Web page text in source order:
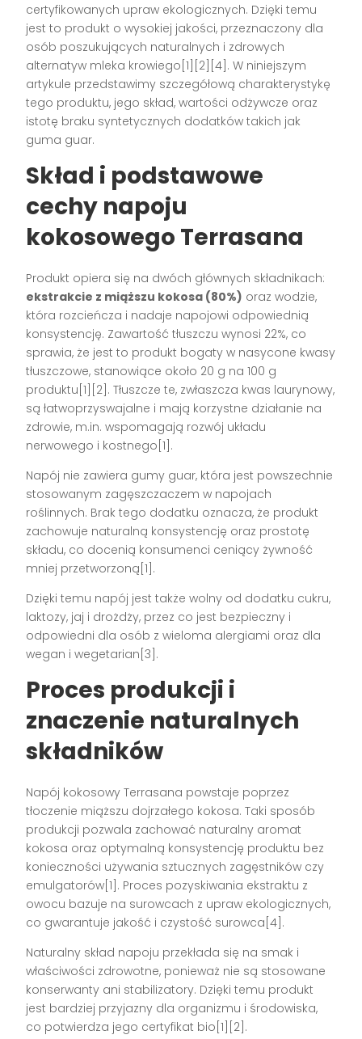
certyfikowanych upraw ekologicznych. Dzięki temu
jest to produkt o wysokiej jakości, przeznaczony dla
osób poszukujących naturalnych i zdrowych
alternatyw mleka krowiego[1][2][4]. W niniejszym
artykule przedstawimy szczegółową charakterystykę
tego produktu, jego skład, wartości odżywcze oraz
istotę braku syntetycznych dodatków takich jak
guma guar.
Skład i podstawowe
cechy napoju
kokosowego Terrasana
Produkt opiera się na dwóch głównych składnikach:
ekstrakcie z miąższu kokosa (80%) oraz wodzie,
która rozcieńcza i nadaje napojowi odpowiednią
konsystencję. Zawartość tłuszczu wynosi 22%, co
sprawia, że jest to produkt bogaty w nasycone kwasy
tłuszczowe, stanowiące około 20 g na 100 g
produktu[1][2]. Tłuszcze te, zwłaszcza kwas laurynowy,
są łatwoprzyswajalne i mają korzystne działanie na
zdrowie, m.in. wspomagają rozwój układu
nerwowego i kostnego[1].
Napój nie zawiera gumy guar, która jest powszechnie
stosowanym zagęszczaczem w napojach
roślinnych. Brak tego dodatku oznacza, że produkt
zachowuje naturalną konsystencję oraz prostotę
składu, co docenią konsumenci ceniący żywność
mniej przetworzoną[1].
Dzięki temu napój jest także wolny od dodatku cukru,
laktozy, jaj i drożdży, przez co jest bezpieczny i
odpowiedni dla osób z wieloma alergiami oraz dla
wegan i wegetarian[3].
Proces produkcji i
znaczenie naturalnych
składników
Napój kokosowy Terrasana powstaje poprzez
tłoczenie miąższu dojrzałego kokosa. Taki sposób
produkcji pozwala zachować naturalny aromat
kokosa oraz optymalną konsystencję produktu bez
konieczności używania sztucznych zagęstników czy
emulgatorów[1]. Proces pozyskiwania ekstraktu z
owocu bazuje na surowcach z upraw ekologicznych,
co gwarantuje jakość i czystość surowca[4].
Naturalny skład napoju przekłada się na smak i
właściwości zdrowotne, ponieważ nie są stosowane
konserwanty ani stabilizatory. Dzięki temu produkt
jest bardziej przyjazny dla organizmu i środowiska,
co potwierdza jego certyfikat bio[1][2].